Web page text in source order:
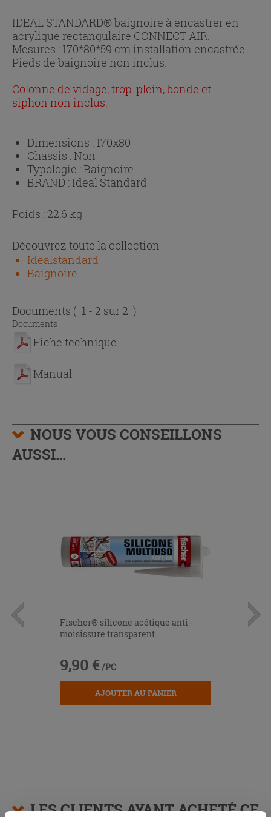
IDEAL STANDARD® baignoire à encastrer en
acrylique rectangulaire CONNECT AIR.
Mesures : 170*80*59 cm installation encastrée.
Pieds de baignoire non inclus.
Colonne de vidage, trop-plein, bonde et
siphon non inclus.
Dimensions : 170x80
Chassis :Non
Typologie :Baignoire
BRAND : Ideal Standard
Poids : 22,6 kg
Découvrez toute la collection
Idealstandard
Baignoire
Documents ( 1 - 2 sur 2 )
Documents
Fiche technique
Manual
NOUS VOUS CONSEILLONS
AUSSI…
Fischer® silicone acétique anti-
moisissure transparent
9,90 € /PC
AJOUTER AU PANIER
LES CLIENTS AYANT ACHETÉ CE